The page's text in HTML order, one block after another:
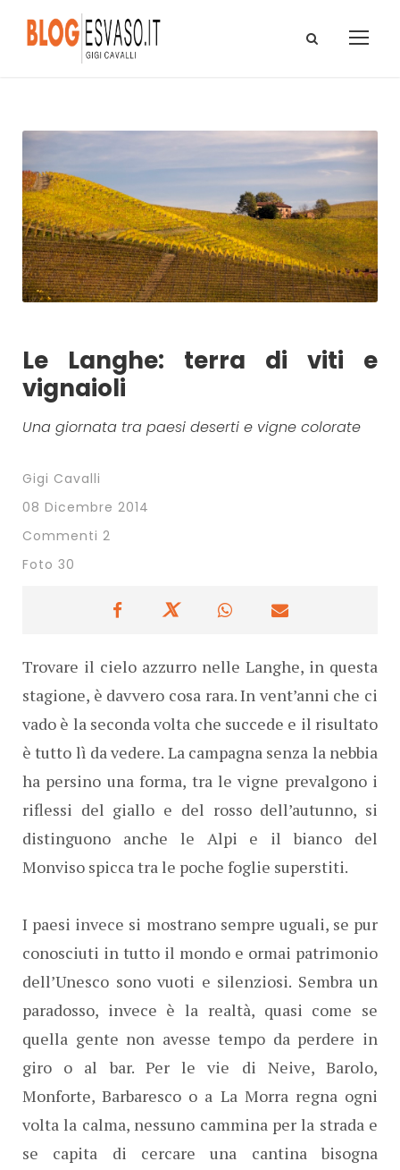
Le Langhe: terra di viti e
vignaioli
Una giornata tra paesi deserti e vigne colorate
Gigi Cavalli
08 Dicembre 2014
Commenti 2
Foto 30
Trovare il cielo azzurro nelle Langhe, in questa
stagione, è davvero cosa rara. In vent’anni che ci
vado è la seconda volta che succede e il risultato
è tutto lì da vedere. La campagna senza la nebbia
ha persino una forma, tra le vigne prevalgono i
riflessi del giallo e del rosso dell’autunno, si
distinguono anche le Alpi e il bianco del
Monviso spicca tra le poche foglie superstiti.
I paesi invece si mostrano sempre uguali, se pur
conosciuti in tutto il mondo e ormai patrimonio
dell’Unesco sono vuoti e silenziosi. Sembra un
paradosso, invece è la realtà, quasi come se
quella gente non avesse tempo da perdere in
giro o al bar. Per le vie di Neive, Barolo,
Monforte, Barbaresco o a La Morra regna ogni
volta la calma, nessuno cammina per la strada e
se capita di cercare una cantina bisogna